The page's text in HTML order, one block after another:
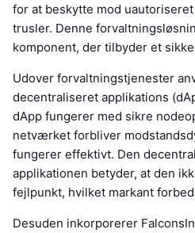
for at beskytte mod
trusler. Denne
komponent, der tilbyder et
Udover forvaltningstjenester
decentraliseret applikations
dApp fungerer med sikre
netværket forbliver
fungerer effektivt. Den
applikationen betyder, at den
fejlpunkt, hvilket markant
Desuden inkorporerer